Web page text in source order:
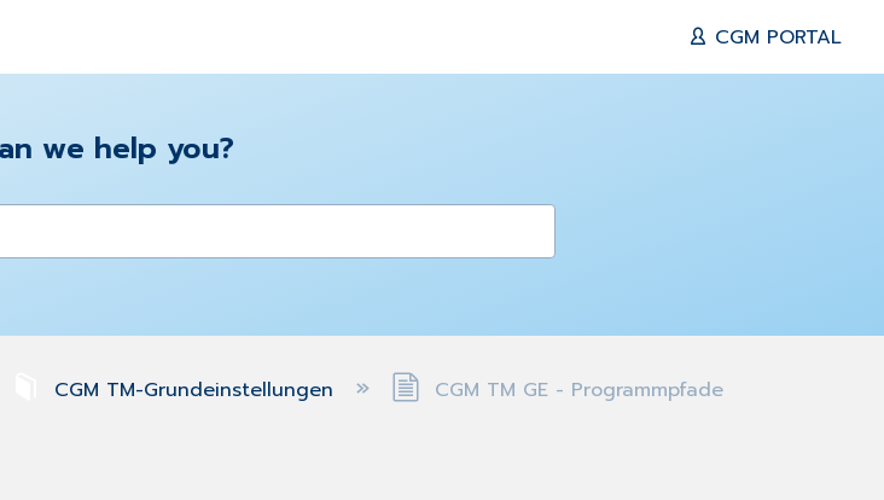
CGM PORTAL
we help you?
CGM TM-Grundeinstellungen CGM TM GE - Programmpfade